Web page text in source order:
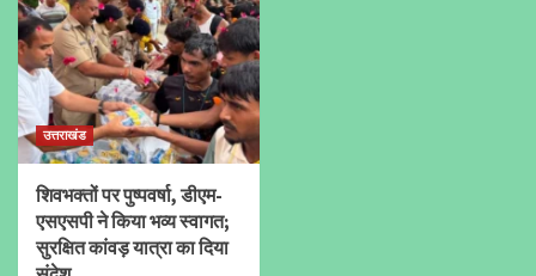
उत्तराखंड
शिवभक्तों पर पुष्पवर्षा, डीएम-
एसएसपी ने किया भव्य स्वागत;
सुरक्षित कांवड़ यात्रा का दिया